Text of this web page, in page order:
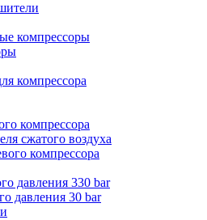
компрессоры
компрессора
компрессора
сжатого воздуха
компрессора
давления 330 bar
давления 30 bar